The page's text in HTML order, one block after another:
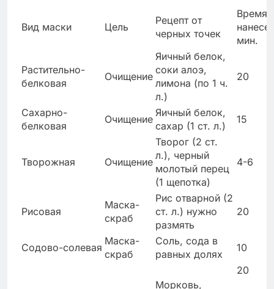
Вид маски Цель
Рецепт от
черных точек
Время
мин.
Растительно-
белковая
Очищение
Яичный белок,
соки алоэ,
лимона (по 1 ч.
л.)
20
Сахарно-
белковая
Очищение
Яичный белок,
сахар (1 ст. л.)
15
Творожная Очищение
Творог (2 ст.
л.), черный
молотый перец
(1 щепотка)
4-6
Рисовая
Маска-
скраб
Рис отварной (2
ст. л.) нужно
размять
20
Содово-солевая
Маска-
скраб
Соль, сода в
равных долях
10
Морковь,
20